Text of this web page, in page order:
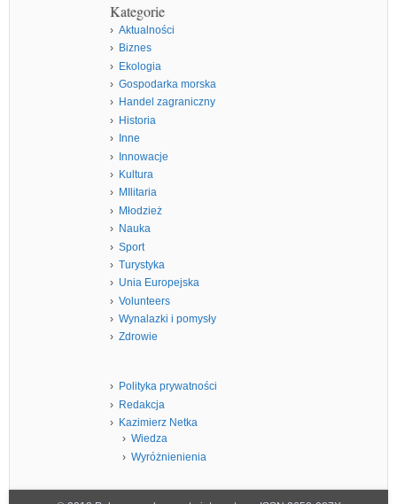
Kategorie
Aktualności
Biznes
Ekologia
Gospodarka morska
Handel zagraniczny
Historia
Inne
Innowacje
Kultura
MIlitaria
Młodzież
Nauka
Sport
Turystyka
Unia Europejska
Volunteers
Wynalazki i pomysły
Zdrowie
Polityka prywatności
Redakcja
Kazimierz Netka
Wiedza
Wyróżnienienia